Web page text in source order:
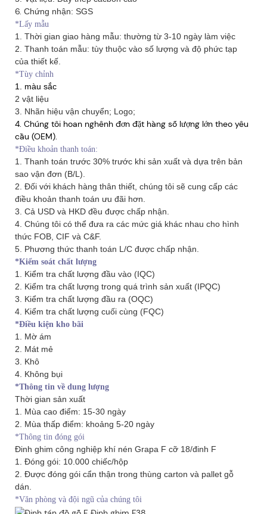
6. Chứng nhận: SGS
*Lấy mẫu
1. Thời gian giao hàng mẫu: thường từ 3-10 ngày làm việc
2. Thanh toán mẫu: tùy thuộc vào số lượng và độ phức tạp
của thiết kế.
*Tùy chỉnh
1. màu sắc
2 vật liệu
3. Nhãn hiệu vận chuyển; Logo;
4. Chúng tôi hoan nghênh đơn đặt hàng số lượng lớn theo yêu
cầu (OEM).
*Điều khoản thanh toán:
1. Thanh toán trước 30% trước khi sản xuất và dựa trên bản
sao vận đơn (B/L).
2. Đối với khách hàng thân thiết, chúng tôi sẽ cung cấp các
điều khoản thanh toán ưu đãi hơn.
3. Cả USD và HKD đều được chấp nhận.
4. Chúng tôi có thể đưa ra các mức giá khác nhau cho hình
thức FOB, CIF và C&F.
5. Phương thức thanh toán L/C được chấp nhận.
*Kiểm soát chất lượng
1. Kiểm tra chất lượng đầu vào (IQC)
2. Kiểm tra chất lượng trong quá trình sản xuất (IPQC)
3. Kiểm tra chất lượng đầu ra (OQC)
4. Kiểm tra chất lượng cuối cùng (FQC)
*Điều kiện kho bãi
1. Mờ ám
2. Mát mẻ
3. Khô
4. Không bụi
*Thông tin về dung lượng
Thời gian sản xuất
1. Mùa cao điểm: 15-30 ngày
2. Mùa thấp điểm: khoảng 5-20 ngày
*Thông tin đóng gói
Đinh ghim công nghiệp khí nén Grapa F cỡ 18/đinh F
1. Đóng gói: 10.000 chiếc/hộp
2. Được đóng gói cẩn thận trong thùng carton và pallet gỗ
dán.
*Văn phòng và đội ngũ của chúng tôi